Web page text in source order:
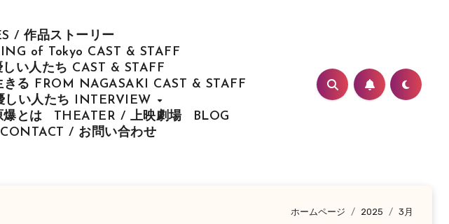
/ 作品ストーリー
of Tokyo CAST & STAFF
い人たち CAST & STAFF
きる FROM NAGASAKI CAST & STAFF
い人たち INTERVIEW
とは
THEATER / 上映劇場
BLOG
CONTACT / お問い合わせ
ホームページ 2025 3月